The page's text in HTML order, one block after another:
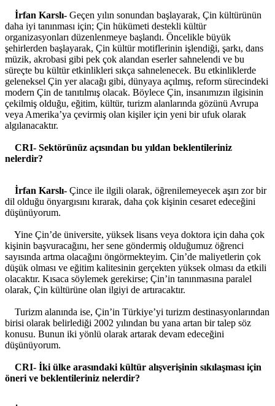
İrfan Karslı- Geçen yılın sonundan başlayarak, Çin kültürünün
daha iyi tanınması için; Çin hükümeti destekli kültür
organizasyonları düzenlenmeye başlandı. Öncelikle büyük
şehirlerden başlayarak, Çin kültür motiflerinin işlendiği, şarkı, dans
müzik, akrobasi gibi pek çok alandan eserler sahnelendi ve bu
süreçte bu kültür etkinlikleri sıkça sahnelenecek. Bu etkinliklerde
geleneksel Çin yer alacağı gibi, dünyaya açılmış, reform sürecindeki
modern Çin de tanıtılmış olacak. Böylece Çin, insanımızın ilgisinin
çekilmiş olduğu, eğitim, kültür, turizm alanlarında gözünü Avrupa
veya Amerika’ya çevirmiş olan kişiler için yeni bir ufuk olarak
algılanacaktır.
CRI- Sektörünüz açısından bu yıldan beklentileriniz
nelerdir?
İrfan Karslı- Çince ile ilgili olarak, öğrenilemeyecek aşırı zor bir
dil olduğu önyargısını kırarak, daha çok kişinin cesaret edeceğini
düşünüyorum.
Yine Çin’de üniversite, yüksek lisans veya doktora için daha çok
kişinin başvuracağını, her sene göndermiş olduğumuz öğrenci
sayısında artma olacağını öngörmekteyim. Çin’de maliyetlerin çok
düşük olması ve eğitim kalitesinin gerçekten yüksek olması da etkili
olacaktır. Kısaca söylemek gerekirse; Çin’in tanınmasına paralel
olarak, Çin kültürüne olan ilgiyi de artıracaktır.
Turizm alanında ise, Çin’in Türkiye’yi turizm destinasyonlarından
birisi olarak belirlediği 2002 yılından bu yana artan bir talep söz
konusu. Bunun iki yönlü olarak artarak devam edeceğini
düşünüyorum.
CRI- İki ülke arasındaki kültür alışverişinin sıkılaşması için
öneri ve beklentileriniz nelerdir?